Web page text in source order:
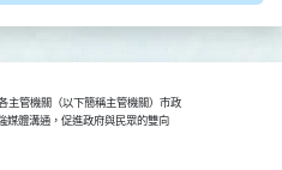
主管機關（以下簡稱主管機關）市政
媒體溝通，促進政府與民眾的雙向